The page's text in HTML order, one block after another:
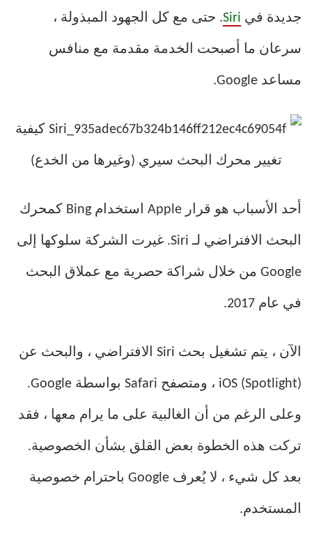
جديدة في Siri. حتى مع كل الجهود المبذولة ،
سرعان ما أصبحت الخدمة مقدمة مع منافس
مساعد Google.
أحد الأسباب هو قرار Apple استخدام Bing كمحرك
البحث الافتراضي لـ Siri. غيرت الشركة سلوكها إلى
Google من خلال شراكة حصرية مع عملاق البحث
في عام 2017.
الآن ، يتم تشغيل بحث Siri الافتراضي ، والبحث عن
iOS (Spotlight) ، ومتصفح Safari بواسطة Google.
وعلى الرغم من أن الغالبية على ما يرام معها ، فقد
تركت هذه الخطوة بعض القلق بشأن الخصوصية.
بعد كل شيء ، لا يُعرف Google باحترام خصوصية
المستخدم.